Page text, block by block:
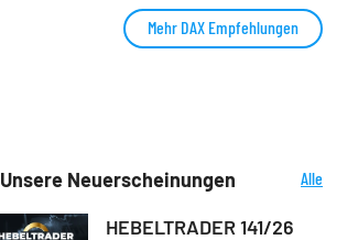
Mehr DAX Empfehlungen
Unsere Neuerscheinungen
Alle
HEBELTRADER 141/26